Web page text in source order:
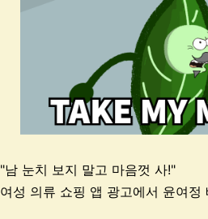
"남 눈치 보지 말고 마음껏 사!"
여성 의류 쇼핑 앱 광고에서 윤여정